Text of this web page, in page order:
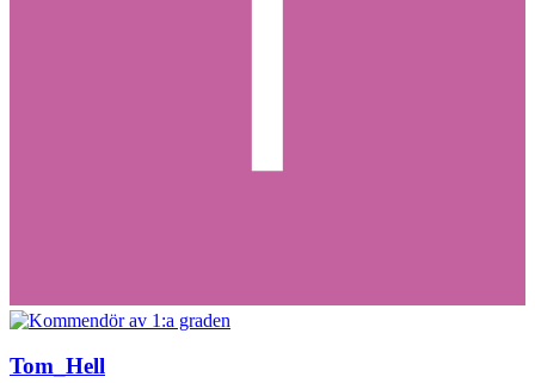
Tom_Hell